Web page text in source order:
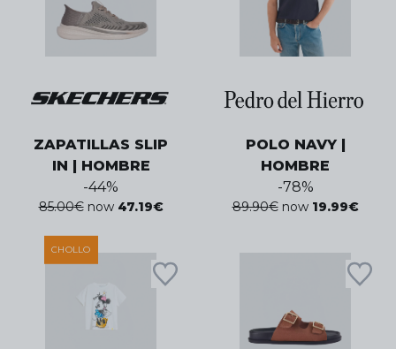
ZAPATILLAS SLIP
IN | HOMBRE
-44%
85.00€ now 47.19€
POLO NAVY |
HOMBRE
-78%
89.90€ now 19.99€
CHOLLO